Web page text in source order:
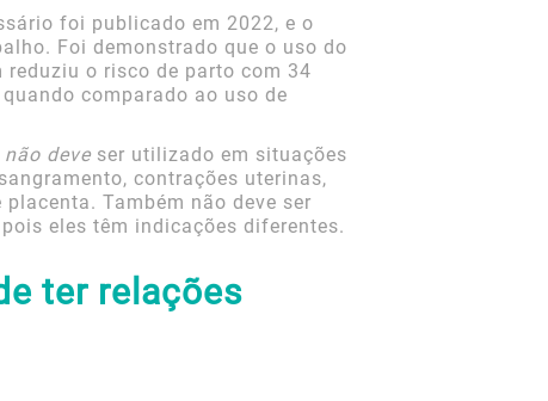
foi publicado em 2022, e o
Foi demonstrado que o uso do
o risco de parto com 34
comparado ao uso de
não deve ser utilizado em situações
contrações uterinas,
Também não deve ser
eles têm indicações diferentes.
ter relações